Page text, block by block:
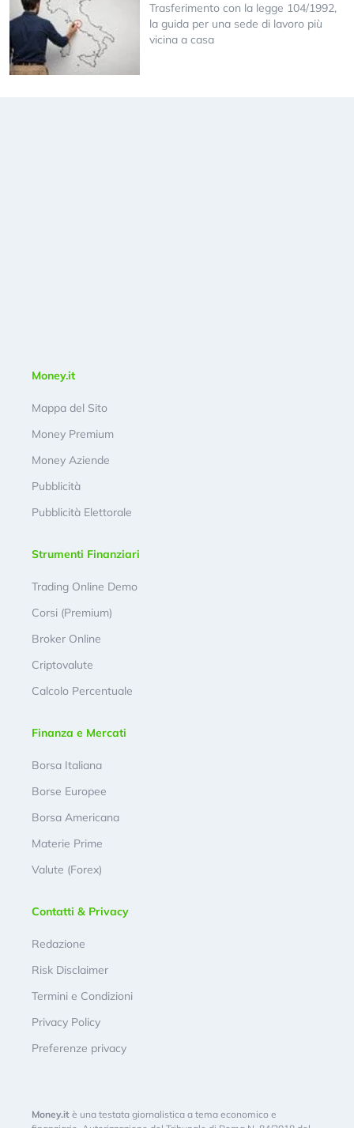
Trasferimento con la legge 104/1992,
la guida per una sede di lavoro più
vicina a casa
Money.it
Mappa del Sito
Money Premium
Money Aziende
Pubblicità
Pubblicità Elettorale
Strumenti Finanziari
Trading Online Demo
Corsi (Premium)
Broker Online
Criptovalute
Calcolo Percentuale
Finanza e Mercati
Borsa Italiana
Borse Europee
Borsa Americana
Materie Prime
Valute (Forex)
Contatti & Privacy
Redazione
Risk Disclaimer
Termini e Condizioni
Privacy Policy
Preferenze privacy
Money.it è una testata giornalistica a tema economico e